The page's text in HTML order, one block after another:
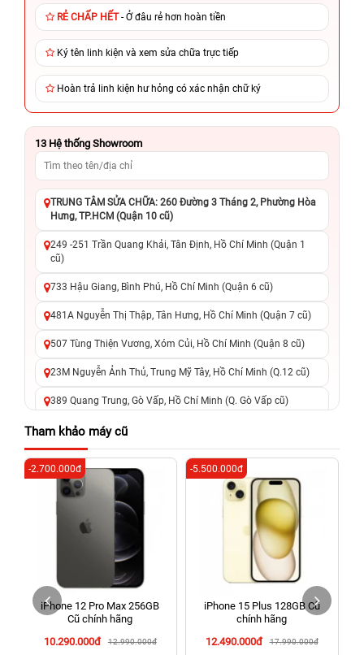
RẺ CHẤP HẾT- Ở đâu rẻ hơn hoàn tiền
Ký tên linh kiện và xem sửa chữa trực tiếp
Hoàn trả linh kiện hư hỏng có xác nhận chữ ký
13 Hệ thống Showroom
TRUNG TÂM SỬA CHỮA: 260 Đường 3 Tháng 2, Phường Hòa
Hưng, TP.HCM (Quận 10 cũ)
249 -251 Trần Quang Khải, Tân Định, Hồ Chí Minh (Quận 1
cũ)
733 Hậu Giang, Bình Phú, Hồ Chí Minh (Quận 6 cũ)
481A Nguyễn Thị Thập, Tân Hưng, Hồ Chí Minh (Quận 7 cũ)
507 Tùng Thiện Vương, Xóm Củi, Hồ Chí Minh (Quận 8 cũ)
23M Nguyễn Ảnh Thủ, Trung Mỹ Tây, Hồ Chí Minh (Q.12 cũ)
389 Quang Trung, Gò Vấp, Hồ Chí Minh (Q. Gò Vấp cũ)
625 - 625A Âu Cơ, Tân Phú, Hồ Chí Minh (Quận Tân Phú cũ)
326 Lê Văn Việt, Tăng Nhơn Phú, Hồ Chí Minh (Q.9 TP. Thủ
Đức cũ)
256 Võ Văn Ngân, Thủ Đức, Hồ Chí Minh (Bình Thọ, TP. Thủ
Đức Cũ)
70 Nguyễn An Ninh, Dĩ An, Hồ Chí Minh (Bình Dương Cũ)
24h Vũng Tàu: 162A Ba Cu, Vũng Tàu, Hồ Chí Minh (TP. Vũng
Tàu cũ)
198 Hoàng Văn Thụ, Tân Sơn Nhất, Hồ Chí Minh (Tân Bình
Tham khảo máy cũ
iPhone 12 Pro Max 256GB
Cũ chính hãng
10.290.000đ
12.990.000đ
-2.700.000đ
iPhone 15 Plus 128GB Cũ
chính hãng
12.490.000đ
17.990.000đ
-5.500.000đ